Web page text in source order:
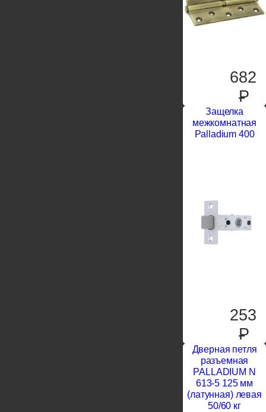
682
P
Защелка
межкомнатная
Palladium 400
253
P
Дверная петля
разъемная
PALLADIUM N
613-5 125 мм
(латунная) левая
50/60 кг